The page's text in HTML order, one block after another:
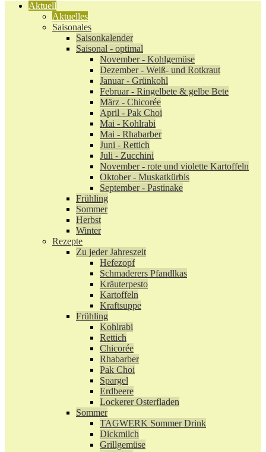
Aktuell
Aktuelles
Saisonales
Saisonkalender
Saisonal - optimal
November - Kohlgemüse
Dezember - Weiß- und Rotkraut
Januar - Grünkohl
Februar - Ringelbete & gelbe Bete
März - Chicorée
April - Pak Choi
Mai - Kohlrabi
Mai - Rhabarber
Juni - Rettich
Juli - Zucchini
November - rote und violette Kartoffeln
Oktober - Muskatkürbis
September - Pastinake
Frühling
Sommer
Herbst
Winter
Rezepte
Zu jeder Jahreszeit
Hefezopf
Schmaderers Pfandlkas
Kräuterpesto
Kartoffeln
Kraftsuppe
Frühling
Kohlrabi
Rettich
Chicorée
Rhabarber
Pak Choi
Spargel
Erdbeere
Lockerer Osterfladen
Sommer
TAGWERK Sommer Drink
Dickmilch
Grillgemüse